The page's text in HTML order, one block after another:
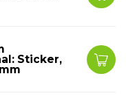
Sticker,